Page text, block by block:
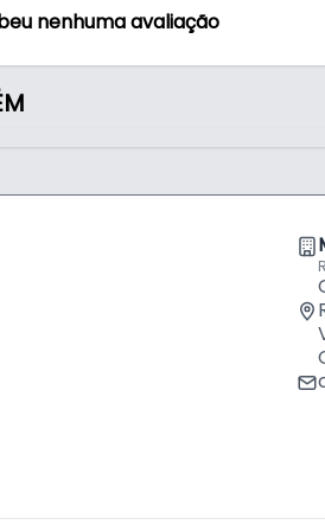
e topo para fixação (total de
nenhuma avaliação